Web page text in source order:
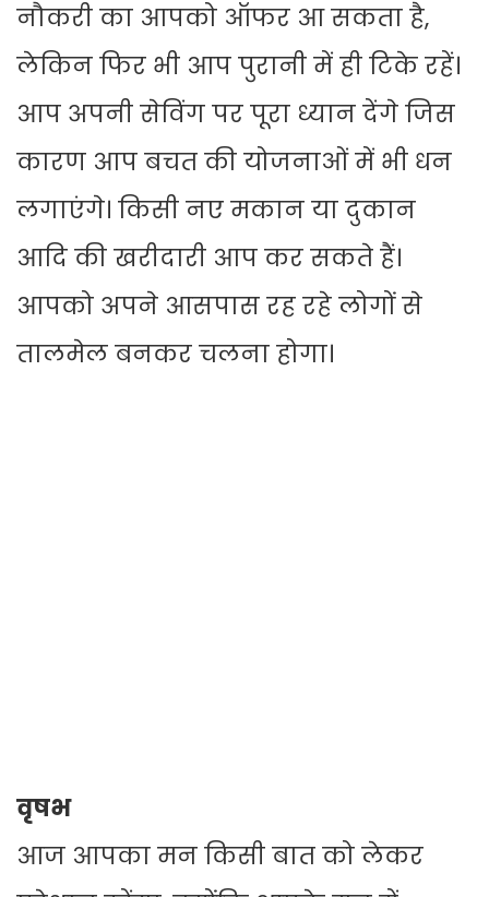
नौकरी का आपको ऑफर आ सकता है,
लेकिन फिर भी आप पुरानी में ही टिके रहें।
आप अपनी सेविंग पर पूरा ध्यान देंगे जिस
कारण आप बचत की योजनाओं में भी धन
लगाएंगे। किसी नए मकान या दुकान
आदि की खरीदारी आप कर सकते हैं।
आपको अपने आसपास रह रहे लोगों से
तालमेल बनकर चलना होगा।
वृषभ
आज आपका मन किसी बात को लेकर